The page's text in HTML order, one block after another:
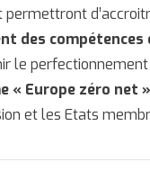
des compétences
le
« Europe zéro net »
et les Etats